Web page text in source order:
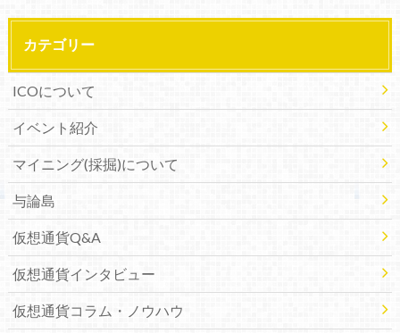
カテゴリー
ICOについて
イベント紹介
マイニング(採掘)について
与論島
仮想通貨Q&A
仮想通貨インタビュー
仮想通貨コラム・ノウハウ